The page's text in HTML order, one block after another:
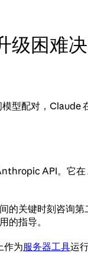
级困难
型配对，Claude
API。它
的关键时刻咨询
的指导。
作为服务器工具运